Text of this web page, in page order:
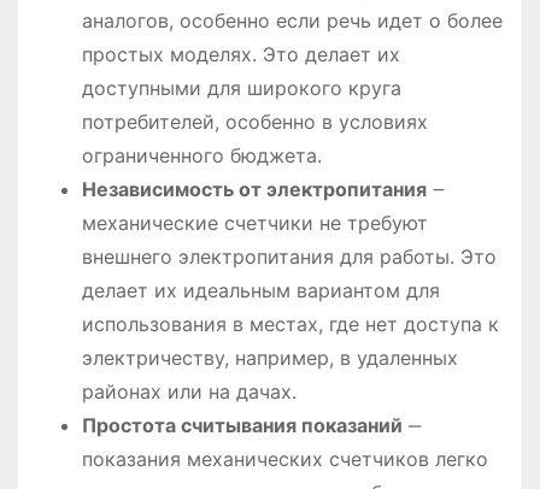
аналогов, особенно если речь идет о более
простых моделях. Это делает их
доступными для широкого круга
потребителей, особенно в условиях
ограниченного бюджета.
Независимость от электропитания౼
механические счетчики не требуют
внешнего электропитания для работы. Это
делает их идеальным вариантом для
использования в местах, где нет доступа к
электричеству, например, в удаленных
районах или на дачах.
Простота считывания показаний ‒
показания механических счетчиков легко